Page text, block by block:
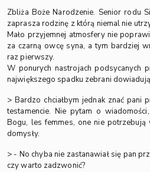
Zbliża Boże Narodzenie. Senior rodu
zaprasza rodzinę z którą niemal nie
Mało przyjemnej atmosfery nie
za czarną owcę syna, a tym bardziej
raz pierwszy.
W ponurych nastrojach podsycanych
największego spadku zebrani
> Bardzo chciałbym jednak znać pani
testamencie. Nie pytam o
Bogu, les femmes, one nie
domysły.
> - No chyba nie zastanawiał się pan
czy warto zadzwonić?